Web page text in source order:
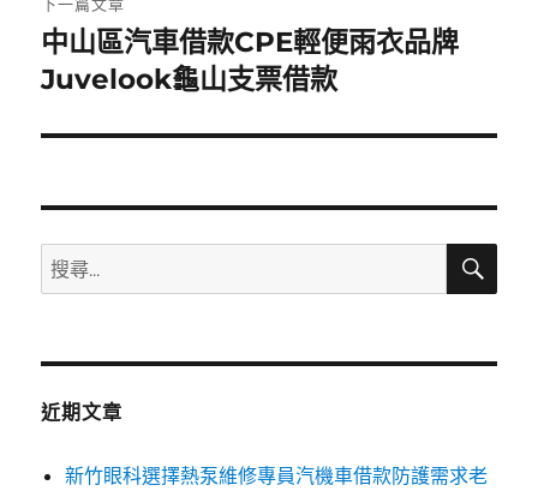
下
一
文
中山區汽車借款CPE輕便雨衣品牌
Juvelook龜山支票借款
搜
尋
鍵
搜
近期文章
新竹眼科選擇熱泵維修專員汽機車借款防護需求老